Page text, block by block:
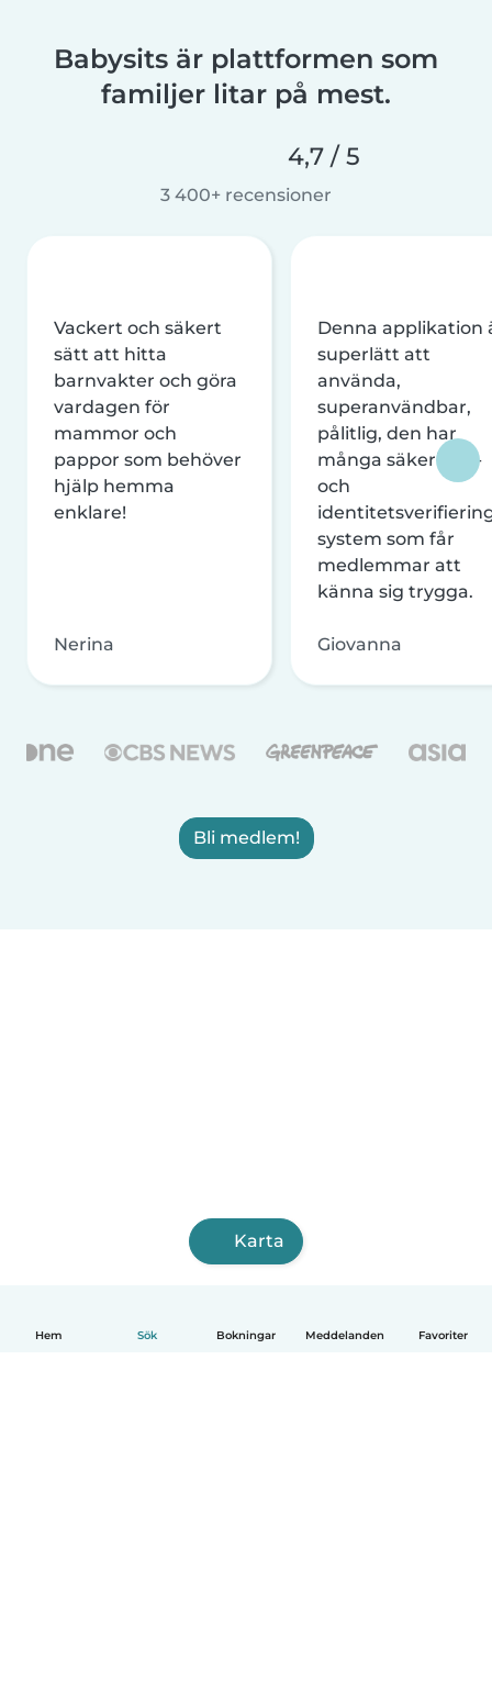
Hem Sök Bokningar Meddelanden Favoriter
Babysits är plattformen som
familjer litar på mest.
4,7 / 5
3 400+ recensioner
Vackert och säkert
sätt att hitta
barnvakter och göra
vardagen för
mammor och
pappor som behöver
hjälp hemma
enklare!
Nerina
Denna applikation
superlätt att
använda,
superanvändbar,
pålitlig, den har
många säkerhets-
och
system som får
medlemmar att
känna sig trygga.
Giovanna
Bli medlem!
Karta